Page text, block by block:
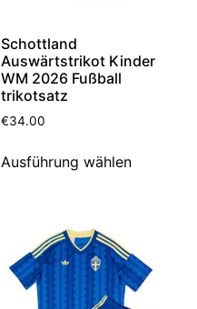
Schottland
Auswärtstrikot Kinder
WM 2026 Fußball
trikotsatz
€34.00
Ausführung wählen